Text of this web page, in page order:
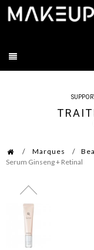
Marques
Serum Ginseng + Retinal